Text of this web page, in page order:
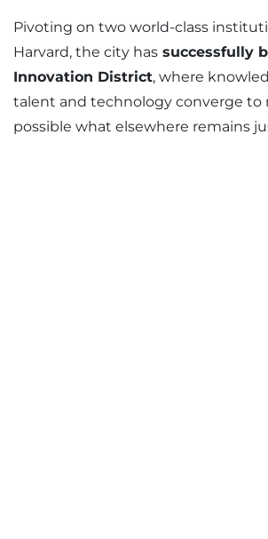
Pivoting on two world-class
Harvard, the city has successfully
Innovation District, where
talent and technology converge to
possible what elsewhere remains